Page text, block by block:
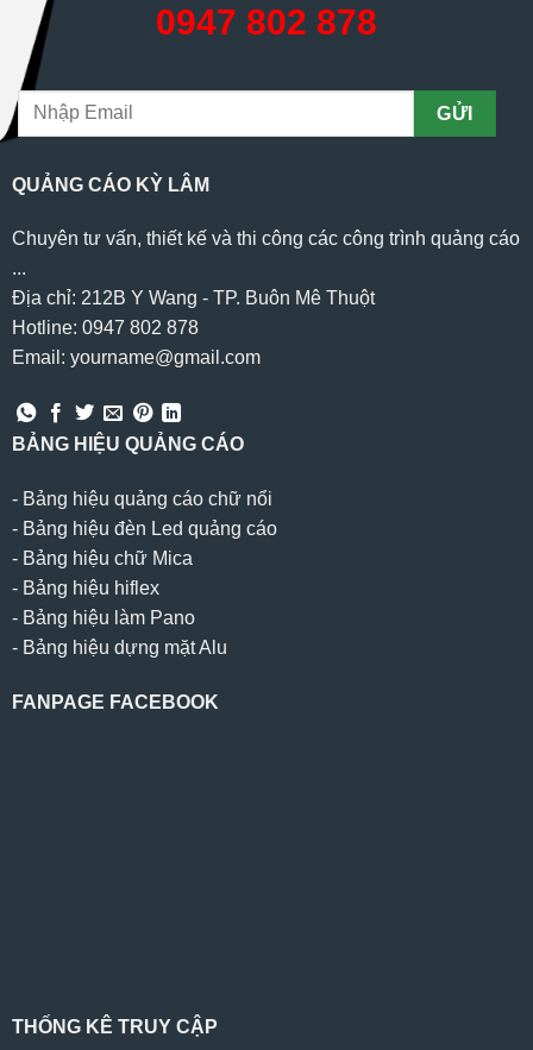
0947 802 878
QUẢNG CÁO KỲ LÂM
Chuyên tư vấn, thiết kế và thi công các công trình quảng cáo
...
Địa chỉ: 212B Y Wang - TP. Buôn Mê Thuột
Hotline: 0947 802 878
Email: yourname@gmail.com
BẢNG HIỆU QUẢNG CÁO
- Bảng hiệu quảng cáo chữ nổi
- Bảng hiệu đèn Led quảng cáo
- Bảng hiệu chữ Mica
- Bảng hiệu hiflex
- Bảng hiệu làm Pano
- Bảng hiệu dựng mặt Alu
FANPAGE FACEBOOK
THỐNG KÊ TRUY CẬP